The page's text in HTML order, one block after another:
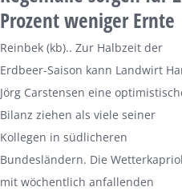
Prozent weniger Ernte
Reinbek (kb).. Zur Halbzeit der
Erdbeer-Saison kann Landwirt
Jörg Carstensen eine
Bilanz ziehen als viele seiner
Kollegen in südlicheren
Bundesländern. Die
mit wöchentlich anfallenden